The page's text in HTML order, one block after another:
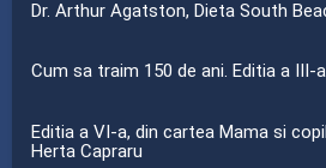
Dr. Arthur Agatston, Dieta South
Cum sa traim 150 de ani. Editia a III-a
Editia a VI-a, din cartea Mama si
Herta Capraru